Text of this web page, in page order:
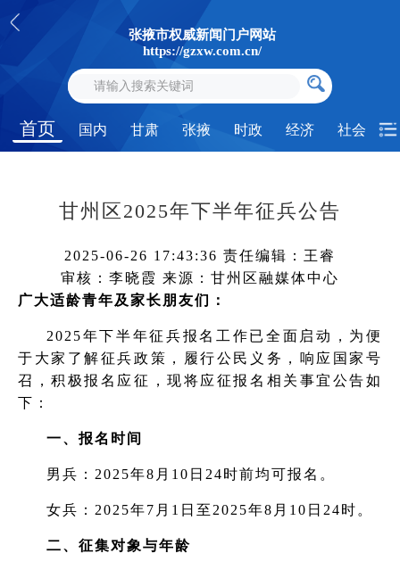
张掖市权威新闻门户网站
https://gzxw.com.cn/
首页 国内 甘肃 张掖 时政 经济 社会
甘州区2025年下半年征兵公告
2025-06-26 17:43:36 责任编辑：王睿
审核：李晓霞 来源：甘州区融媒体中心
广大适龄青年及家长朋友们：
2025年下半年征兵报名工作已全面启动，为便
于大家了解征兵政策，履行公民义务，响应国家号
召，积极报名应征，现将应征报名相关事宜公告如
下：
一、报名时间
男兵：2025年8月10日24时前均可报名。
女兵：2025年7月1日至2025年8月10日24时。
二、征集对象与年龄